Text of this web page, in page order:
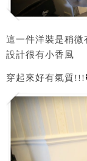
這一件洋裝是稍
設計很有小香風
穿起來好有氣質!!!